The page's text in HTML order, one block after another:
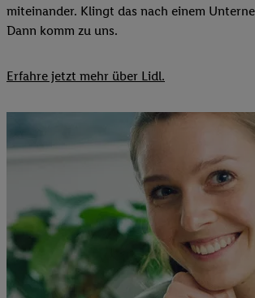
miteinander. Klingt das nach einem
Dann komm zu uns.​
Erfahre jetzt mehr über Lidl.